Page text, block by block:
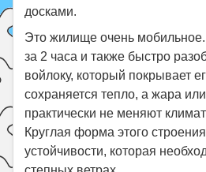
досками.
Это жилище очень
за 2 часа и также быстро
войлоку, который покрывает
сохраняется тепло, а жара
практически не меняют
Круглая форма этого
устойчивости, которая